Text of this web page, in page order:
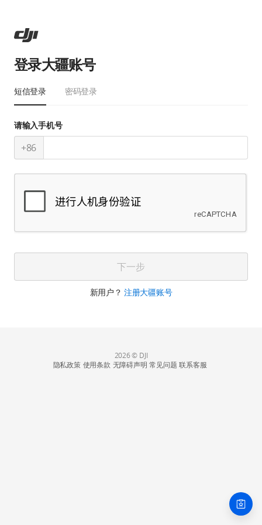
登录大疆账号
短信登录 密码登录
请输入手机号
+86
下一步
新用户？注册大疆账号
2026 © DJI
隐私政策 使用条款 无障碍声明 常见问题 联系客服